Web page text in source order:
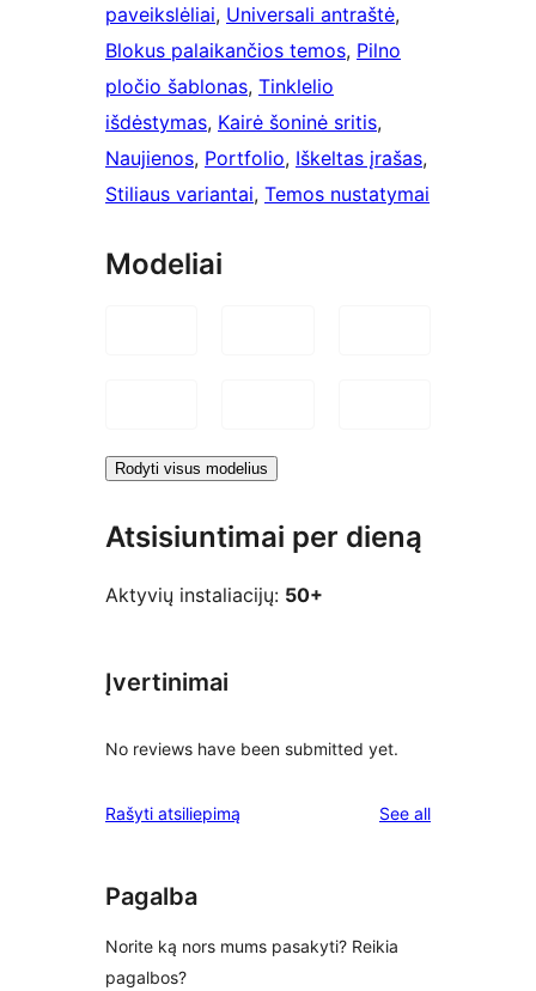
paveikslėliai, Universali antraštė
Blokus palaikančios temos, Pilno
pločio šablonas, Tinklelio
išdėstymas, Kairė šoninė sritis
Naujienos, Portfolio, Iškeltas įrašas
Stiliaus variantai, Temos nustatymai
Modeliai
Rodyti visus modelius
Atsisiuntimai per dieną
Aktyvių instaliacijų: 50+
Įvertinimai
No reviews have been submitted yet.
Rašyti atsiliepimą See allreviews
Pagalba
Norite ką nors mums pasakyti? Reikia
pagalbos?